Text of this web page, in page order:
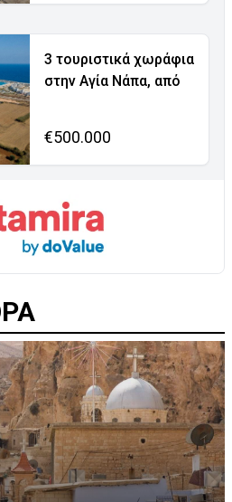
3 τουριστικά χωράφια
στην Αγία Νάπα, από
€500.000